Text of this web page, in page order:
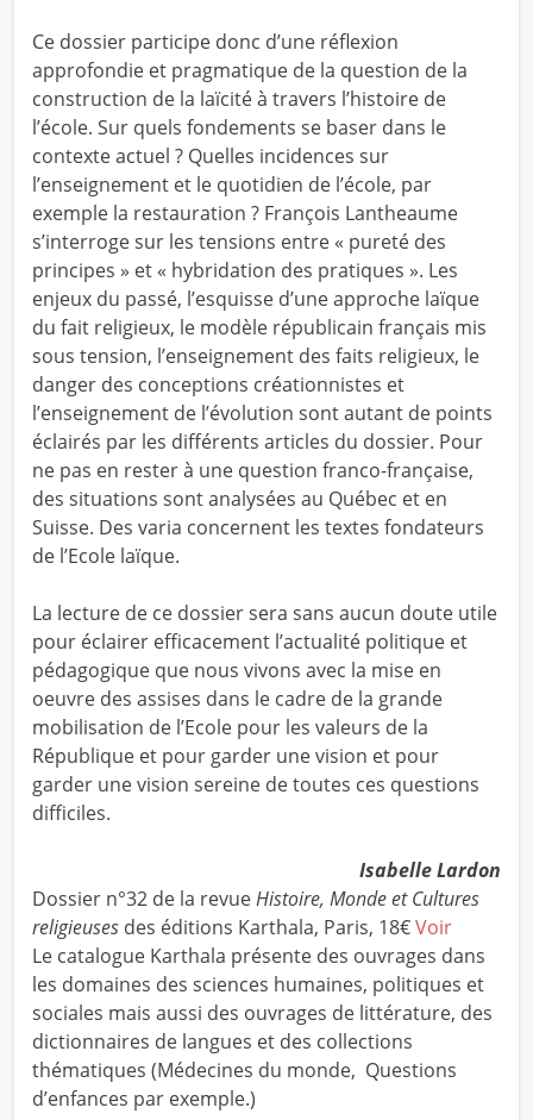
Ce dossier participe donc d’une réflexion
approfondie et pragmatique de la question de la
construction de la laïcité à travers l’histoire de
l’école. Sur quels fondements se baser dans le
contexte actuel ? Quelles incidences sur
l’enseignement et le quotidien de l’école, par
exemple la restauration ? François Lantheaume
s’interroge sur les tensions entre « pureté des
principes » et « hybridation des pratiques ». Les
enjeux du passé, l’esquisse d’une approche laïque
du fait religieux, le modèle républicain français mis
sous tension, l’enseignement des faits religieux, le
danger des conceptions créationnistes et
l’enseignement de l’évolution sont autant de points
éclairés par les différents articles du dossier. Pour
ne pas en rester à une question franco-française,
des situations sont analysées au Québec et en
Suisse. Des varia concernent les textes fondateurs
de l’Ecole laïque.
La lecture de ce dossier sera sans aucun doute utile
pour éclairer efficacement l’actualité politique et
pédagogique que nous vivons avec la mise en
oeuvre des assises dans le cadre de la grande
mobilisation de l’Ecole pour les valeurs de la
République et pour garder une vision et pour
garder une vision sereine de toutes ces questions
difficiles.
Isabelle Lardon
Dossier n°32 de la revueHistoire, Monde et Cultures
religieusesdes éditions Karthala, Paris, 18€Voir
Le catalogue Karthala présente des ouvrages dans
les domaines des sciences humaines, politiques et
sociales mais aussi des ouvrages de littérature, des
dictionnaires de langues et des collections
thématiques (Médecines du monde, Questions
d’enfances par exemple.)